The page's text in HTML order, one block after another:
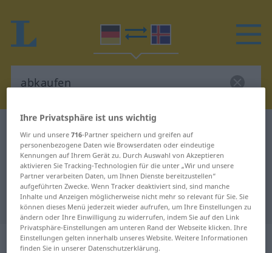
Deutsch-Isländisch Übersetzung
für "abkaufen"
"abkaufen" Isländisch Übersetzung
„abkaufen“
Ihre Privatsphäre ist uns wichtig
Wir und unsere716-Partner speichern und greifen auf
personenbezogene Daten wie Browserdaten oder eindeutige
Kennungen auf Ihrem Gerät zu. Durch Auswahl von Akzeptieren
aktivieren Sie Tracking-Technologien für die unter „Wir und unsere
Partner verarbeiten Daten, um Ihnen Dienste bereitzustellen“
aufgeführten Zwecke. Wenn Tracker deaktiviert sind, sind manche
Inhalte und Anzeigen möglicherweise nicht mehr so relevant für Sie. Sie
können dieses Menü jederzeit wieder aufrufen, um Ihre Einstellungen zu
ändern oder Ihre Einwilligung zu widerrufen, indem Sie auf den Link
Privatsphäre-Einstellungen am unteren Rand der Webseite klicken. Ihre
Einstellungen gelten innerhalb unseres Website. Weitere Informationen
finden Sie in unserer Datenschutzerklärung.